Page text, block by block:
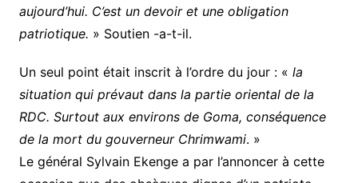
aujourd’hui. C’est un devoir et une obligation
patriotique. » Soutien -a-t-il.
Un seul point était inscrit à l’ordre du jour : « la
situation qui prévaut dans la partie oriental de la
RDC. Surtout aux environs de Goma, conséquence
de la mort du gouverneur Chrimwami. »
Le général Sylvain Ekenge a par l’annoncer à cette